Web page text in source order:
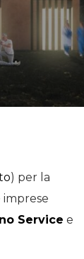
) per la
imprese
Service e